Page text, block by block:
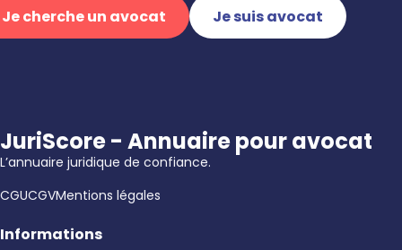
Je cherche un avocat
Je suis avocat
JuriScore - Annuaire pour avocat
L’annuaire juridique de confiance.
CGUCGVMentions légales
Informations